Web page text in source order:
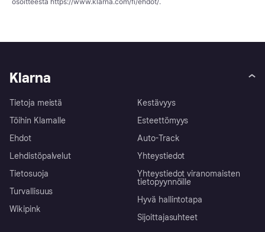
Klarna
Tietoja meistä
Töihin Klarnalle
Ehdot
Lehdistöpalvelut
Tietosuoja
Turvallisuus
Wikipink
Kestävyys
Esteettömyys
Auto-Track
Yhteystiedot
Yhteystiedot viranomaisten
tietopyynnöille
Hyvä hallintotapa
Sijoittajasuhteet